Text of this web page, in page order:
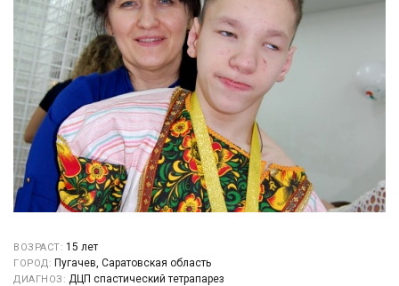
ВОЗРАСТ: 15 лет
ГОРОД: Пугачев, Саратовская область
ДИАГНОЗ: ДЦП спастический тетрапарез